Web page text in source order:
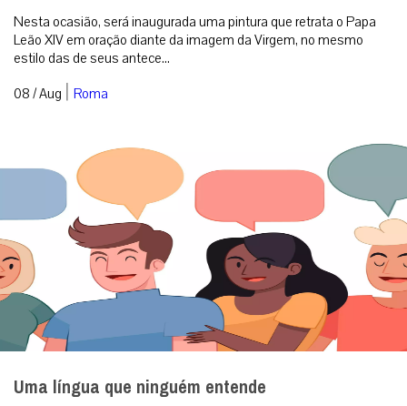
Nesta ocasião, será inaugurada uma pintura que retrata o Papa
Leão XIV em oração diante da imagem da Virgem, no mesmo
estilo das de seus antece...
08 / Aug | Roma
Uma língua que ninguém entende